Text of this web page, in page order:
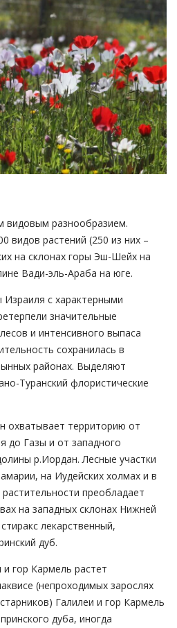
видовым разнообразием.
видов растений (250 из них –
на склонах горы Эш-Шейх на
Вади-эль-Араба на юге.
с характерными
значительные
и интенсивного выпаса
сохранилась в
районах. Выделяют
Туранский флористические
охватывает территорию от
до Газы и от западного
р.Иордан. Лесные участки
на Иудейских холмах и в
преобладает
на западных склонах Нижней
лекарственный,
дуб.
гор Кармель растет
(непроходимых зарослях
Галилеи и гор Кармель
дуба, иногда